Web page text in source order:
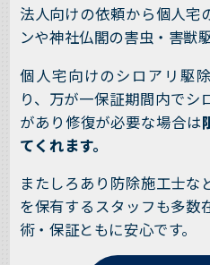
法人向けの依頼から個人宅
ンや神社仏閣の害虫・害獣
個人宅向けのシロアリ駆
り、万が一保証期間内で
があり修復が必要な場合は
てくれます。
またしろあり防除施工士
を保有するスタッフも多数
術・保証ともに安心です。